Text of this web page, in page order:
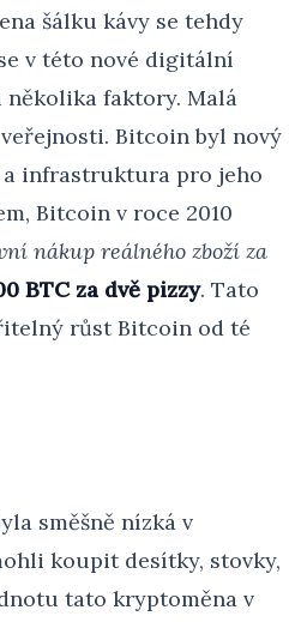
šálku kávy se tehdy
v této nové digitální
několika faktory. Malá
Bitcoin byl nový
a infrastruktura pro jeho
Bitcoin v roce 2010
nákup reálného zboží za
BTC za dvě pizzy. Tato
růst Bitcoin od té
směšně nízká v
koupit desítky, stovky,
tato kryptoměna v